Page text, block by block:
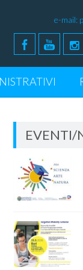
e-mail:
EVENTI/